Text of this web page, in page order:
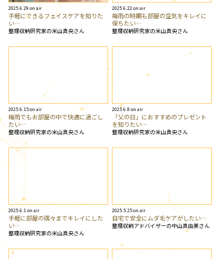
2025.6.29 on air
手軽にできるフェイスケアを知りた
い…
整理収納研究家の米山真央さん
2025.6.22 on air
梅雨の時期も部屋の空気をキレイに
保ちたい…
整理収納研究家の米山真央さん
2025.6.15 on air
梅雨でもお部屋の中で快適に過ごし
たい…
整理収納研究家の米山真央さん
2025.6.8 on air
「父の日」におすすめのプレゼント
を知りたい…
整理収納研究家の米山真央さん
2025.6.1 on air
手軽に部屋の隅々までキレイにした
い…
整理収納研究家の米山真央さん
2025.5.25 on air
自宅で安全にムダ毛ケアがしたい…
整理収納アドバイザーの中山真由美さん